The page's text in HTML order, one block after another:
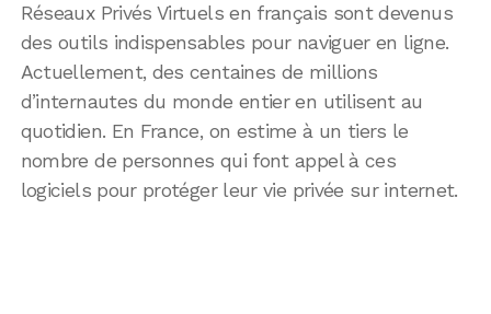
Réseaux Privés Virtuels en français sont devenus
des outils indispensables pour naviguer en ligne.
Actuellement, des centaines de millions
d’internautes du monde entier en utilisent au
quotidien. En France, on estime à un tiers le
nombre de personnes qui font appel à ces
logiciels pour protéger leur vie privée sur internet.